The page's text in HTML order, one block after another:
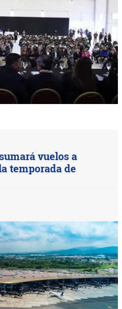
vuelos a
temporada de